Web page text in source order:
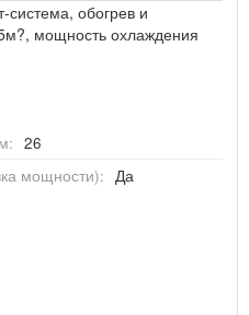
система, обогрев и
мощность охлаждения
26
мощности):
Да